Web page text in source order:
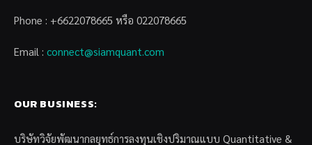
Phone : +6622078665 หรือ 022078665
Email : connect@siamquant.com
OUR BUSINESS:
บริษัทวิจัยพัฒนากลยุทธ์การลงทุนเชิงปริมาณแบบ Quantitative &